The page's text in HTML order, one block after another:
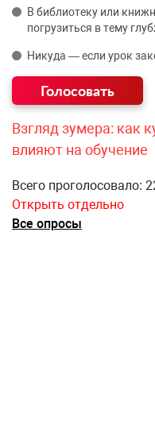
В библиотеку или
погрузиться в тему
Никуда — если урок
Взгляд зумера: как
влияют на обучение
Всего проголосовало:
Открыть отдельно
Все опросы